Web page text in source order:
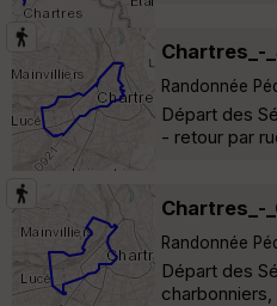
Chartres_-
Randonnée
Départ des
- retour par
Chartres_-
Randonnée
Départ des